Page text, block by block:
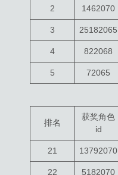
2 1462070
3 25182065
4 822068
5 72065
排名
获奖角色
id
21 13792070
22 5182070